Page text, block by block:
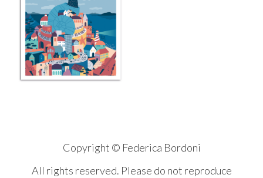
Copyright © Federica Bordoni
All rights reserved. Please do not reproduce